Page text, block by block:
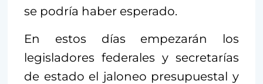
se podría haber esperado.
En estos días empezarán los
legisladores federales y secretarías
de estado el jaloneo presupuestal y